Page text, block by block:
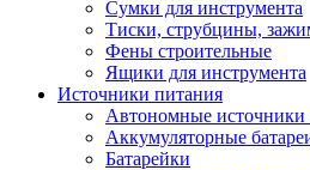
Сумки для инструмента
Тиски, струбцины,
Фены строительные
Ящики для инструмента
Источники питания
Автономные источники
Аккумуляторные
Батарейки